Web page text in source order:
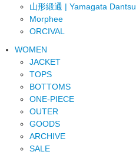
山形緞通 | Yamagata Dantsu
Morphee
ORCIVAL
WOMEN
JACKET
TOPS
BOTTOMS
ONE-PIECE
OUTER
GOODS
ARCHIVE
SALE